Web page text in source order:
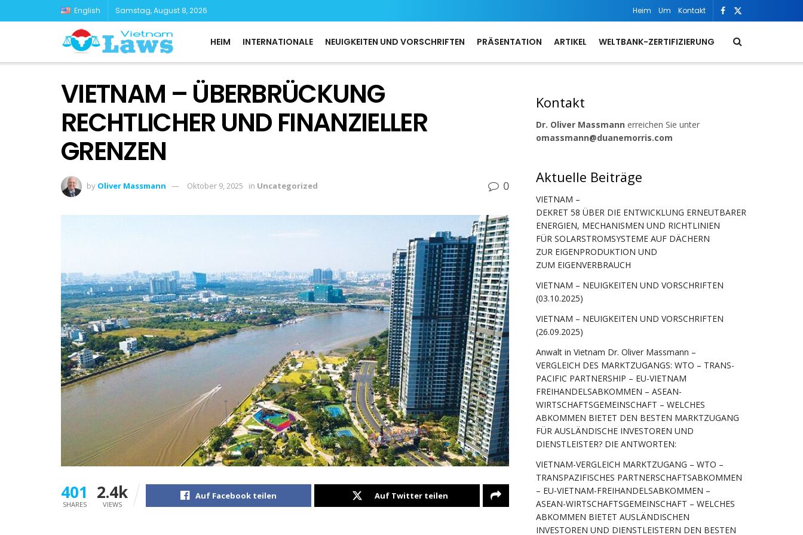
English Samstag, August 8, 2026 Heim Um Kontakt
HEIM INTERNATIONALE NEUIGKEITEN UND VORSCHRIFTEN PRÄSENTATION ARTIKEL WELTBANK-ZERTIFIZIERUNG
VIETNAM – ÜBERBRÜCKUNG
RECHTLICHER UND FINANZIELLER
GRENZEN
by Oliver Massmann Oktober 9, 2025 in Uncategorized 0
401
SHARES
2.4k
VIEWS
Auf Facebook teilen Auf Twitter teilen
Kontakt
Dr. Oliver Massmann erreichen Sie unter
omassmann@duanemorris.com
Aktuelle Beiträge
VIETNAM –
DEKRET 58 ÜBER DIE ENTWICKLUNG ERNEUTBARER
ENERGIEN, MECHANISMEN UND RICHTLINIEN
FÜR SOLARSTROMSYSTEME AUF DÄCHERN
ZUR EIGENPRODUKTION UND
ZUM EIGENVERBRAUCH
VIETNAM – NEUIGKEITEN UND VORSCHRIFTEN
(03.10.2025)
VIETNAM – NEUIGKEITEN UND VORSCHRIFTEN
(26.09.2025)
Anwalt in Vietnam Dr. Oliver Massmann –
VERGLEICH DES MARKTZUGANGS: WTO – TRANS-
PACIFIC PARTNERSHIP – EU-VIETNAM
FREIHANDELSABKOMMEN – ASEAN-
WIRTSCHAFTSGEMEINSCHAFT – WELCHES
ABKOMMEN BIETET DEN BESTEN MARKTZUGANG
FÜR AUSLÄNDISCHE INVESTOREN UND
DIENSTLEISTER? DIE ANTWORTEN:
VIETNAM-VERGLEICH MARKTZUGANG – WTO –
TRANSPAZIFISCHES PARTNERSCHAFTSABKOMMEN
– EU-VIETNAM-FREIHANDELSABKOMMEN –
ASEAN-WIRTSCHAFTSGEMEINSCHAFT – WELCHES
ABKOMMEN BIETET AUSLÄNDISCHEN
INVESTOREN UND DIENSTLEISTERN DEN BESTEN